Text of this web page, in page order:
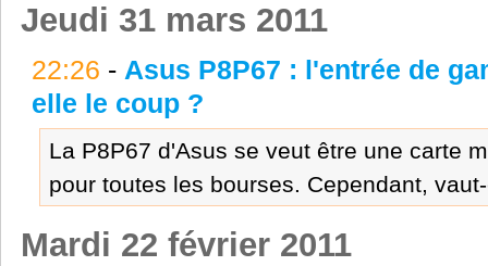
Jeudi 31 mars 2011
22:26 - Asus P8P67 : l'entrée de
elle le coup ?
La P8P67 d'Asus se veut être une carte
pour toutes les bourses. Cependant,
Mardi 22 février 2011